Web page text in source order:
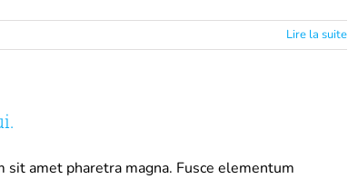
Lire la suite
amet pharetra magna. Fusce elementum